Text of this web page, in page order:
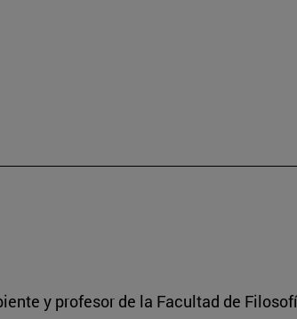
y profesor de la Facultad de